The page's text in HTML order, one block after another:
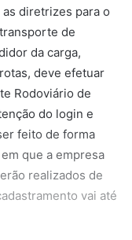
diretrizes para o
de
da carga,
deve efetuar
Rodoviário de
do login e
feito de forma
que a empresa
realizados de
vai até